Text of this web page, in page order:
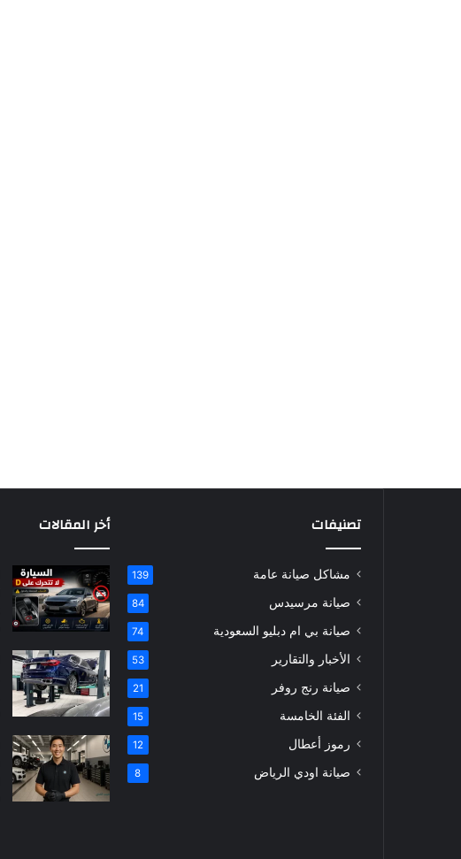
تصنيفات
مشاكل صيانة عامة 139
صيانة مرسيدس 84
صيانة بي ام دبليو السعودية 74
الأخبار والتقارير 53
صيانة رنج روفر 21
الفئة الخامسة 15
رموز أعطال 12
صيانة اودي الرياض 8
أخر المقالات